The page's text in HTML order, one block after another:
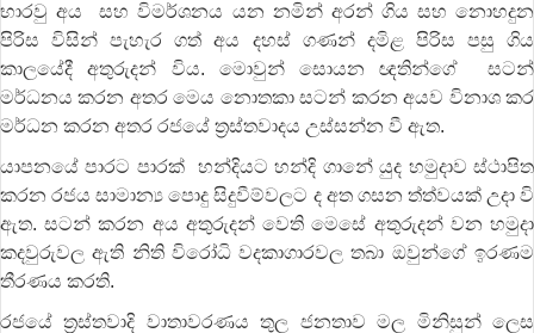
භාරවු අය සහ විමර්ශනය යන නමින් අරන් ගිය සහ නොහදුන
පිරිස විසින් පැහැර ගත් අය දහස් ගණන් දමිළ පිරිස පසු ගිය
කාලයේදී අතුරුදන් විය. මොවුන් සොයන ඥතින්ගේ සටන්
මර්ධනය කරන අතර මෙය නොතකා සටන් කරන අයව විනාශ කර
මර්ධන කරන අතර රජයේ ත්‍රස්තවාදය උස්සන්න වී ඇත.
යාපනයේ පාරට පාරක් හන්දියට හන්දි ගානේ යුද හමුදාව ස්ථාපිත
කරන රජය සාමාන්‍ය පොදු සිදුවීම්වලට ද අත ගසන ත්ත්වයක් උදා වි
ඇත. සටන් කරන අය අතුරුදන් වෙති මෙසේ අතුරුදන් වන හමුදා
කදවුරුවල ඇති නිති විරෝධි වදකාගාරවල තබා ඔවුන්ගේ ඉරණම
තීරණය කරති.
රජයේ ත්‍රස්තවාදි වාතාවරණය තුල ජනතාව මල මිනිසුන් ලෙස